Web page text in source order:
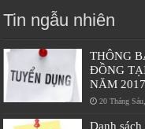
Tin ngẫu nhiên
THÔNG
ĐỒNG
NĂM 2017
20 Tháng
Danh